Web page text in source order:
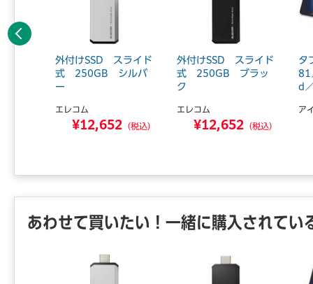
外付けSSD スライド
式 250GB シルバ
ー
エレコム
¥12,652 （税込）
外付けSSD スライド
式 250GB ブラッ
ク
エレコム
¥12,652 （税込）
タ
81
d
ア
前へ
あわせて買いたい！一緒に購入されてい